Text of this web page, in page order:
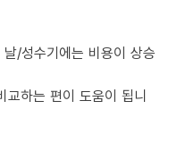
/성수기에는 비용이 상승
교하는 편이 도움이 됩니